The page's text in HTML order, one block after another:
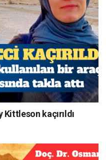
Kittleson kaçırıldı